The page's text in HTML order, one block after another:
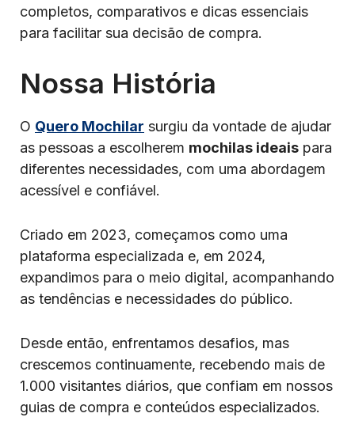
completos, comparativos e dicas essenciais
para facilitar sua decisão de compra.
Nossa História
O Quero Mochilar surgiu da vontade de ajudar
as pessoas a escolherem mochilas ideais para
diferentes necessidades, com uma abordagem
acessível e confiável.
Criado em 2023, começamos como uma
plataforma especializada e, em 2024,
expandimos para o meio digital, acompanhando
as tendências e necessidades do público.
Desde então, enfrentamos desafios, mas
crescemos continuamente, recebendo mais de
1.000 visitantes diários, que confiam em nossos
guias de compra e conteúdos especializados.